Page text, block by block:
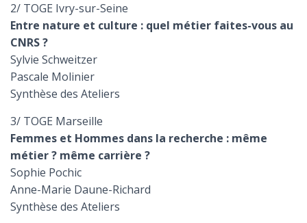
2/ TOGE Ivry-sur-Seine
Entre nature et culture : quel métier faites-vous au
CNRS ?
Sylvie Schweitzer
Pascale Molinier
Synthèse des Ateliers
3/ TOGE Marseille
Femmes et Hommes dans la recherche : même
métier ? même carrière ?
Sophie Pochic
Anne-Marie Daune-Richard
Synthèse des Ateliers